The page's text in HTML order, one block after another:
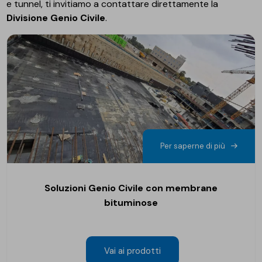
e tunnel, ti invitiamo a contattare direttamente la
Divisione Genio Civile.
Per saperne di più
Soluzioni Genio Civile con membrane
bituminose
Vai ai prodotti